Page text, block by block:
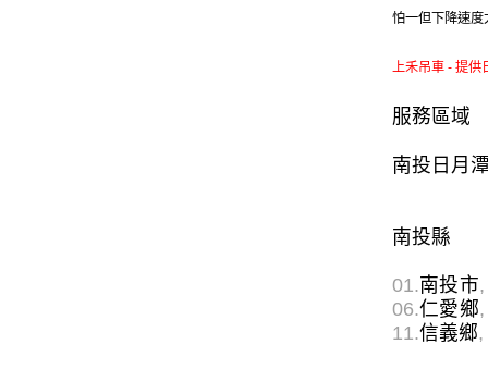
怕一但下降速度
上禾吊車 - 提供
服務區域
南投 日月
南投縣
01.南投市
06.仁愛鄉
11.信義鄉,